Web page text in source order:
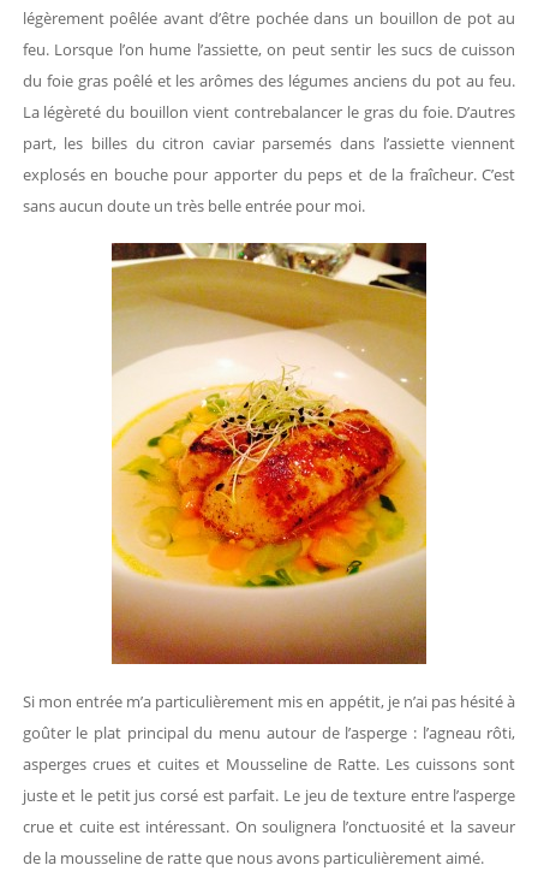
légèrement poêlée avant d’être pochée dans un bouillon de pot au
feu. Lorsque l’on hume l’assiette, on peut sentir les sucs de cuisson
du foie gras poêlé et les arômes des légumes anciens du pot au feu.
La légèreté du bouillon vient contrebalancer le gras du foie. D’autres
part, les billes du citron caviar parsemés dans l’assiette viennent
explosés en bouche pour apporter du peps et de la fraîcheur. C’est
sans aucun doute un très belle entrée pour moi.
Si mon entrée m’a particulièrement mis en appétit, je n’ai pas hésité à
goûter le plat principal du menu autour de l’asperge : l’agneau rôti,
asperges crues et cuites et Mousseline de Ratte. Les cuissons sont
juste et le petit jus corsé est parfait. Le jeu de texture entre l’asperge
crue et cuite est intéressant. On soulignera l’onctuosité et la saveur
de la mousseline de ratte que nous avons particulièrement aimé.